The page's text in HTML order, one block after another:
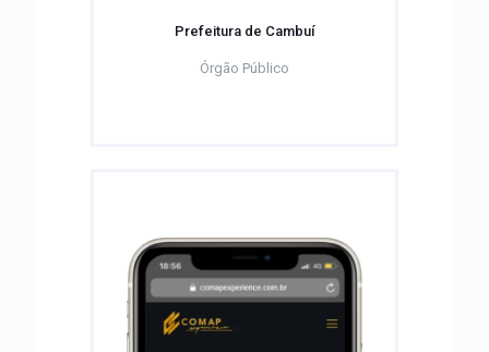
Prefeitura de Cambuí
Órgão Público